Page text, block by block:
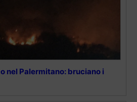
nel Palermitano: bruciano i